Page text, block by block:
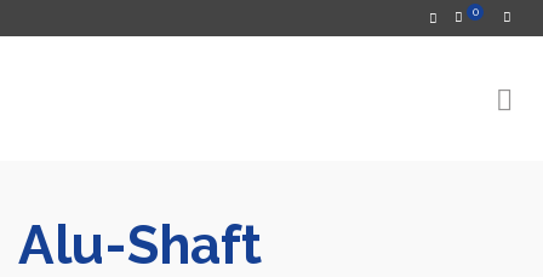
0
Alu-Shaft